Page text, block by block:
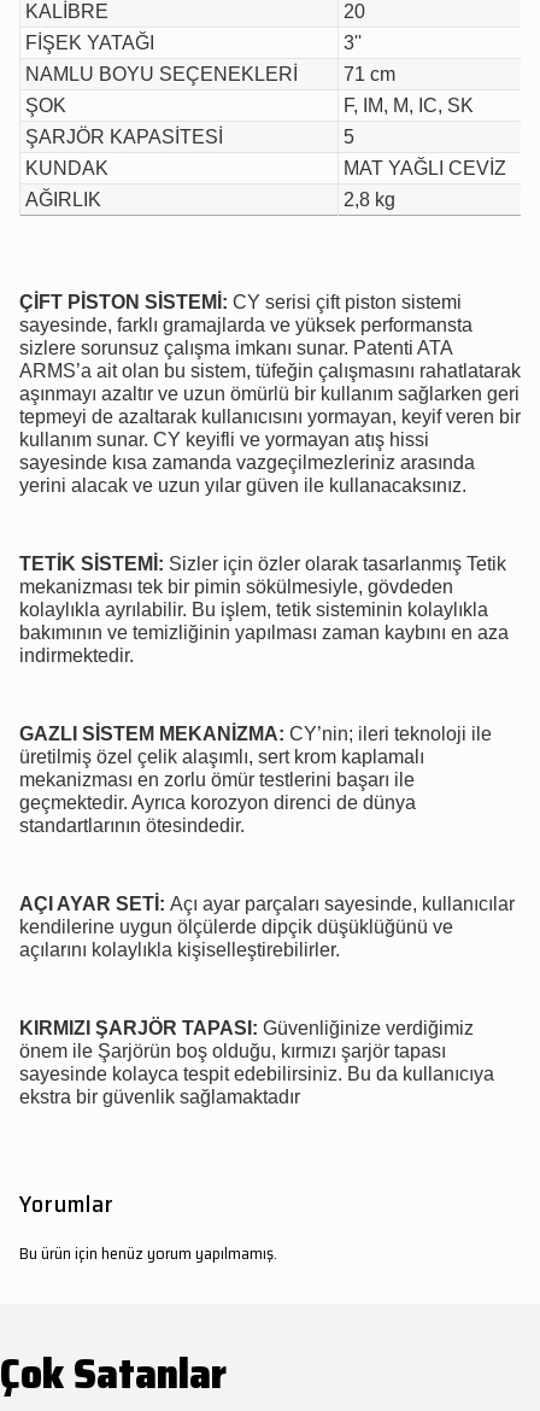
KALİBRE
20
FİŞEK YATAĞI
3''
NAMLU BOYU SEÇENEKLERİ
71 cm
ŞOK
F, IM, M, IC, SK
ŞARJÖR KAPASİTESİ
5
KUNDAK
MAT YAĞLI CEVİZ
AĞIRLIK
2,8 kg
ÇİFT PİSTON SİSTEMİ: CY serisi çift piston sistemi
sayesinde, farklı gramajlarda ve yüksek performansta
sizlere sorunsuz çalışma imkanı sunar. Patenti ATA
ARMS’a ait olan bu sistem, tüfeğin çalışmasını rahatlatarak
aşınmayı azaltır ve uzun ömürlü bir kullanım sağlarken geri
tepmeyi de azaltarak kullanıcısını yormayan, keyif veren bir
kullanım sunar. CY keyifli ve yormayan atış hissi
sayesinde kısa zamanda vazgeçilmezleriniz arasında
yerini alacak ve uzun yılar güven ile kullanacaksınız.
TETİK SİSTEMİ: Sizler için özler olarak tasarlanmış Tetik
mekanizması tek bir pimin sökülmesiyle, gövdeden
kolaylıkla ayrılabilir. Bu işlem, tetik sisteminin kolaylıkla
bakımının ve temizliğinin yapılması zaman kaybını en aza
indirmektedir.
GAZLI SİSTEM MEKANİZMA: CY’nin; ileri teknoloji ile
üretilmiş özel çelik alaşımlı, sert krom kaplamalı
mekanizması en zorlu ömür testlerini başarı ile
geçmektedir. Ayrıca korozyon direnci de dünya
standartlarının ötesindedir.
AÇI AYAR SETİ: Açı ayar parçaları sayesinde, kullanıcılar
kendilerine uygun ölçülerde dipçik düşüklüğünü ve
açılarını kolaylıkla kişiselleştirebilirler.
KIRMIZI ŞARJÖR TAPASI: Güvenliğinize verdiğimiz
önem ile Şarjörün boş olduğu, kırmızı şarjör tapası
sayesinde kolayca tespit edebilirsiniz. Bu da kullanıcıya
ekstra bir güvenlik sağlamaktadır
Yorumlar
Bu ürün için henüz yorum yapılmamış.
Çok Satanlar